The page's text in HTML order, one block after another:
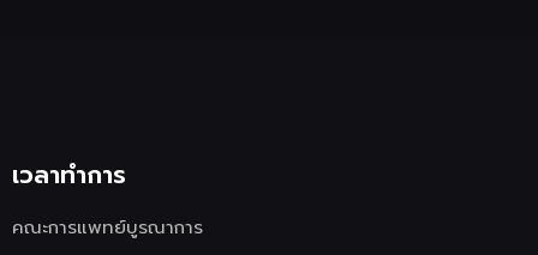
เวลาทำการ
คณะการแพทย์บูรณาการ